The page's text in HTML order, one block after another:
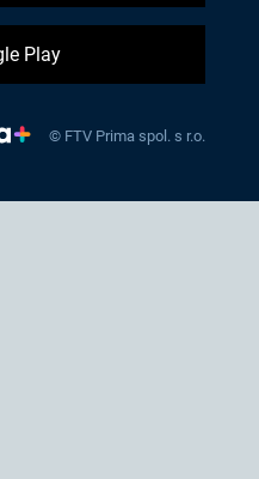
Play
© FTV Prima spol. s r.o.